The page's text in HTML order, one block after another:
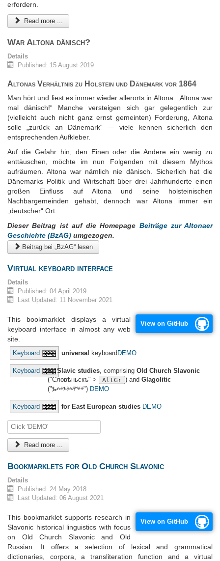
erfordern.
Read more ...
War Altona dänisch?
Details
Published: 15 August 2019
Altonas Verhältnis zu Holstein und Dänemark vor 1864
Man hört und liest es immer wieder allerorts in Altona: „Altona war
mal dänisch!“ Manche versteigen sich gar gelegentlich zur
(vielleicht auch nicht ganz ernst gemeinten) Forderung, Altona
solle „zurück an Dänemark“ — viele kennen sicherlich den
entsprechenden Aufkleber.
Auf die Gefahr hin, den Einen oder die Andere ein wenig zu
enttäuschen, möchte im nun Folgenden mit diesem Mythos
aufräumen. Altona war nämlich nie dänisch. Sicherlich hat die
Dänemarks Politik und Wirtschaft über drei Jahrhunderte einen
großen Einfluss auf Altona und seine holsteinischen
Nachbargemeinden gehabt, dennoch war Altona immer ein
„deutscher“ Ort.
Dieser Beitrag ist auf die Homepage Beiträge zur Altonaer
Geschichte (BzAG) umgezogen.
Beitrag bei „BzAG“ lesen
Virtual keyboard interface
Details
Published: 04 April 2019
Last Updated: 11 November 2021
View on GitHub
This bookmarklet displays a virtual
keyboard interface in almost any web
site.
Keyboard universal keyboard DEMO
Keyboard forSlavic studies, comprising Old Church Slavonic
("Словѣньскъ" >
AltGr ) and Glagolitic
("Ⰳⰾⰰⰳⱁⰾⰹⱌⰰ") DEMO
Keyboard for East European studies DEMO
Read more ...
Bookmarklets for Old Church Slavonic
Details
Published: 24 May 2018
Last Updated: 06 August 2021
View on GitHub
This bookmarklet supports research in
Slavonic historical linguistics with focus
on Old Church Slavonic and Old
Russian. It offers a selection of lexical and grammatical
dictionaries, corpora, a transliteration function and a virtual